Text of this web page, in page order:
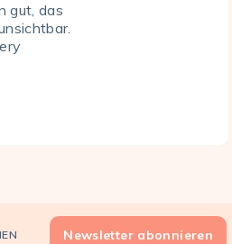
gut, das
Newsletter abonnieren